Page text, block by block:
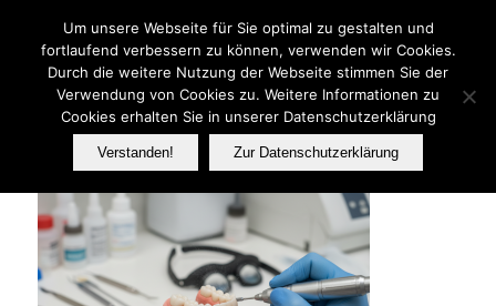
Um unsere Webseite für Sie optimal zu gestalten und
fortlaufend verbessern zu können, verwenden wir Cookies.
Durch die weitere Nutzung der Webseite stimmen Sie der
Verwendung von Cookies zu. Weitere Informationen zu
Cookies erhalten Sie in unserer Datenschutzerklärung
Verstanden! Zur Datenschutzerklärung